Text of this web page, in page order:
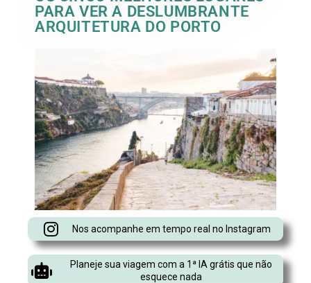
PARA VER A DESLUMBRANTE
ARQUITETURA DO PORTO
Nos acompanhe em tempo real no Instagram
Planeje sua viagem com a 1ª IA grátis que não
esquece nada